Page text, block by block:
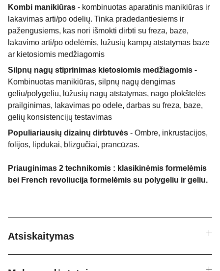
Kombi manikiūras - kombinuotas aparatinis manikiūras ir
lakavimas arti/po odelių. Tinka pradedantiesiems ir
pažengusiems, kas nori išmokti dirbti su freza, baze,
lakavimo arti/po odelėmis, lūžusių kampų atstatymas baze
ar kietosiomis medžiagomis
Silpnų nagų stiprinimas kietosiomis medžiagomis -
Kombinuotas manikiūras, silpnų nagų dengimas
geliu/polygeliu, lūžusių nagų atstatymas, nago plokštelės
prailginimas, lakavimas po odele, darbas su freza, baze,
gelių konsistencijų testavimas
Populiariausių dizainų dirbtuvės - Ombre, inkrustacijos,
folijos, lipdukai, blizgučiai, prancūzas.
Priauginimas 2 technikomis : klasikinėmis formelėmis
bei French revoliucija formelėmis su polygeliu ir geliu.
Atsiskaitymas